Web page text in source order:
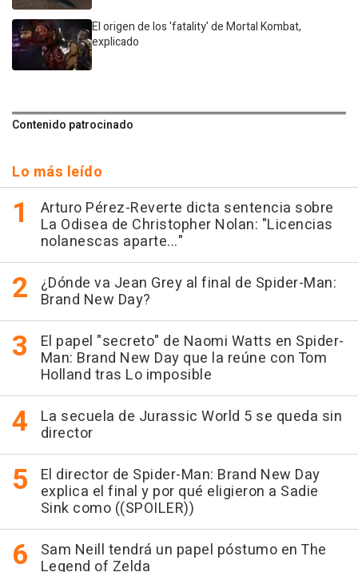
El origen de los 'fatality' de Mortal Kombat,
explicado
Contenido patrocinado
Lo más leído
Arturo Pérez-Reverte dicta sentencia sobre
La Odisea de Christopher Nolan: "Licencias
nolanescas aparte..."
¿Dónde va Jean Grey al final de Spider-Man:
Brand New Day?
El papel "secreto" de Naomi Watts en Spider-
Man: Brand New Day que la reúne con Tom
Holland tras Lo imposible
La secuela de Jurassic World 5 se queda sin
director
El director de Spider-Man: Brand New Day
explica el final y por qué eligieron a Sadie
Sink como ((SPOILER))
Sam Neill tendrá un papel póstumo en The
Legend of Zelda